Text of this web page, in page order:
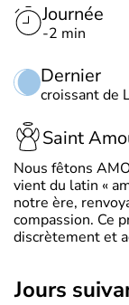
Journée
-2 min
Dernier
croissant de
Saint
Nous fêtons
vient du latin «
notre ère,
compassion. Ce
discrètement et
jours